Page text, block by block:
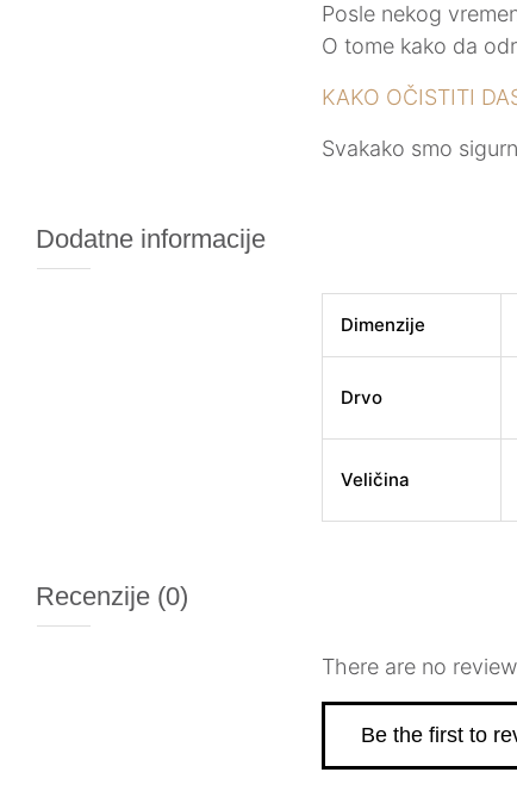
Posle nekog
O tome kako da
KAKO OČISTITI
Svakako smo
Dodatne informacije
Dimenzije
Drvo
Veličina
Recenzije (0)
There are no
Be the first to